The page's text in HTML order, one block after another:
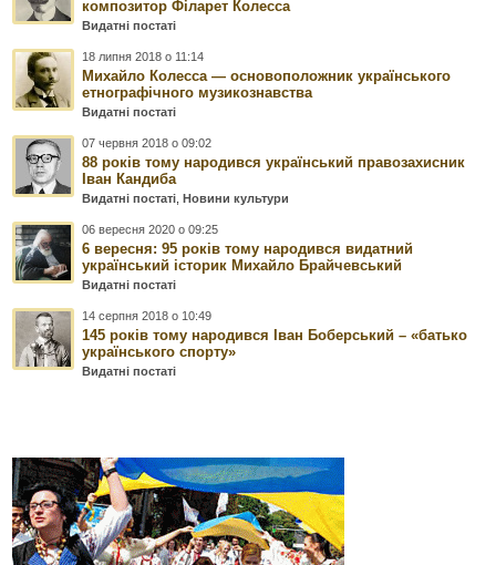
композитор Філарет Колесса
Видатні постаті
18 липня 2018 о 11:14
Михайло Колесса — основоположник українського
етнографічного музикознавства
Видатні постаті
07 червня 2018 о 09:02
88 років тому народився український правозахисник
Іван Кандиба
Видатні постаті Новини культури
06 вересня 2020 о 09:25
6 вересня: 95 років тому народився видатний
український історик Михайло Брайчевський
Видатні постаті
14 серпня 2018 о 10:49
145 років тому народився Іван Боберський – «батько
українського спорту»
Видатні постаті